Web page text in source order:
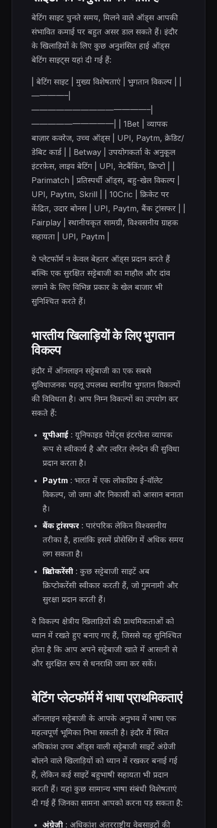
बेटिंग साइट चुनते समय, मिलने वाले ऑड्स आपकी
संभावित कमाई पर बहुत असर डाल सकते हैं। इंदौर
के खिलाड़ियों के लिए कुछ अनुशंसित हाई ऑड्स
बेटिंग साइट्स यहां दी गई हैं:
| बेटिंग साइट | मुख्य विशेषताएं | भुगतान विकल्प | |
————–|
——————————————–|
——————————| | 1Bet | व्यापक
बाज़ार कवरेज, उच्च ऑड्स | UPI, Paytm, क्रेडिट/
डेबिट कार्ड | | Betway | उपयोगकर्ता के अनुकूल
इंटरफ़ेस, लाइव बेटिंग | UPI, नेटबैंकिंग, क्रिप्टो | |
Parimatch | प्रतिस्पर्धी ऑड्स, बहु-खेल विकल्प |
UPI, Paytm, Skrill | | 10Cric | क्रिकेट पर
केंद्रित, उदार बोनस | UPI, Paytm, बैंक ट्रांसफर | |
Fairplay | स्थानीयकृत सामग्री, विश्वसनीय ग्राहक
सहायता | UPI, Paytm |
ये प्लेटफॉर्म न केवल बेहतर ऑड्स प्रदान करते हैं
बल्कि एक सुरक्षित सट्टेबाजी का माहौल और दांव
लगाने के लिए विभिन्न प्रकार के खेल बाजार भी
सुनिश्चित करते हैं।
भारतीय खिलाड़ियों के लिए भुगतान
विकल्प
इंदौर में ऑनलाइन सट्टेबाजी का एक सबसे
सुविधाजनक पहलू उपलब्ध स्थानीय भुगतान विकल्पों
की विविधता है। आप निम्न विकल्पों का उपयोग कर
सकते हैं:
यूपीआई: यूनिफाइड पेमेंट्स इंटरफेस व्यापक
रूप से स्वीकार्य है और त्वरित लेनदेन की सुविधा
प्रदान करता है।
Paytm: भारत में एक लोकप्रिय ई-वॉलेट
विकल्प, जो जमा और निकासी को आसान बनाता
है।
बैंक ट्रांसफर: पारंपरिक लेकिन विश्वसनीय
तरीका है, हालांकि इसमें प्रोसेसिंग में अधिक समय
लग सकता है।
क्रिप्टोकरेंसी: कुछ सट्टेबाजी साइटें अब
क्रिप्टोकरेंसी स्वीकार करती हैं, जो गुमनामी और
सुरक्षा प्रदान करती हैं।
ये विकल्प क्षेत्रीय खिलाड़ियों की प्राथमिकताओं को
ध्यान में रखते हुए बनाए गए हैं, जिससे यह सुनिश्चित
होता है कि आप अपने सट्टेबाजी खाते में आसानी से
और सुरक्षित रूप से धनराशि जमा कर सकें।
बेटिंग प्लेटफॉर्म में भाषा प्राथमिकताएं
ऑनलाइन सट्टेबाजी के आपके अनुभव में भाषा एक
महत्वपूर्ण भूमिका निभा सकती है। इंदौर में स्थित
अधिकांश उच्च ऑड्स वाली सट्टेबाजी साइटें अंग्रेजी
बोलने वाले खिलाड़ियों को ध्यान में रखकर बनाई गई
हैं, लेकिन कई साइटें बहुभाषी सहायता भी प्रदान
करती हैं। यहां कुछ सामान्य भाषा संबंधी विशेषताएं
दी गई हैं जिनका सामना आपको करना पड़ सकता है:
अंग्रेजी: अधिकांश अंतरराष्ट्रीय वेबसाइटों की